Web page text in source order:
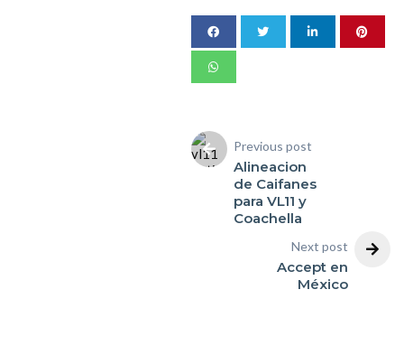
Previous post
Alineacion
de Caifanes
para VL11 y
Coachella
Next post
Accept en
México